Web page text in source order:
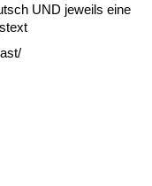
UND jeweils eine